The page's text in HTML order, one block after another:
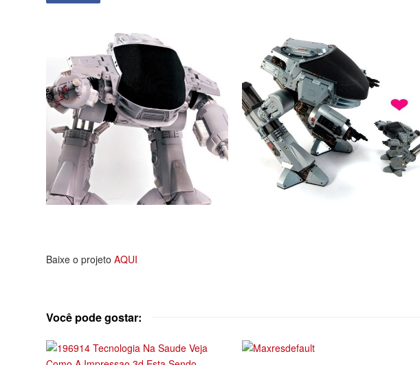
Baixe o projetoAQUI
Você pode gostar: